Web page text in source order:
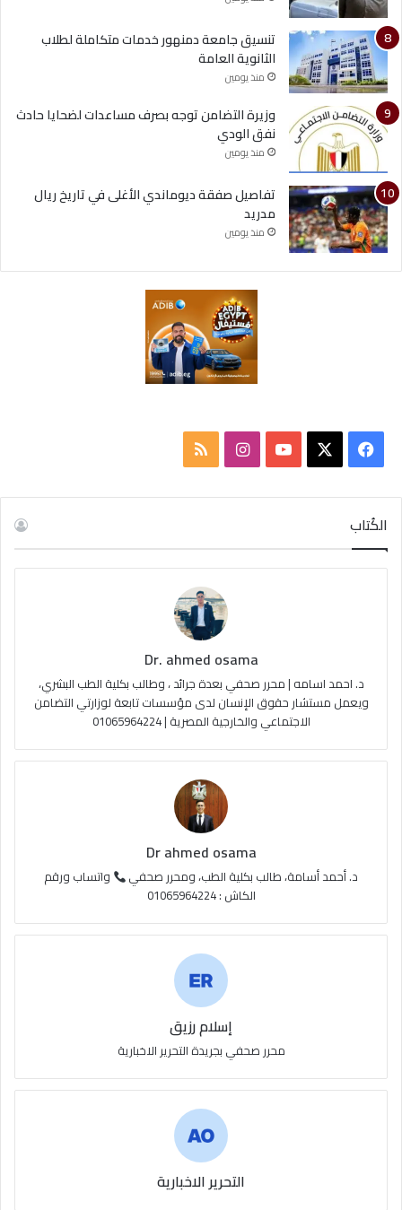
تنسيق جامعة دمنهور خدمات متكاملة لطلاب
الثانوية العامة
منذ يومين
وزيرة التضامن توجه بصرف مساعدات لضحايا حادث
نفق الودي
منذ يومين
تفاصيل صفقة ديوماندي الأغلى في تاريخ ريال
مدريد
منذ يومين
س
ب
u
e
ت
ا
م
ص
ا
ل
م
و
R
S
S
الكُتاب
Dr. ahmed osama
د. احمد اسامه | محرر صحفي بعدة جرائد ، وطالب بكلية الطب البشري،
ويعمل مستشار حقوق الإنسان لدى مؤسسات تابعة لوزارتي التضامن
الاجتماعي والخارجية المصرية | 01065964224
Dr ahmed osama
د. أحمد أسامة، طالب بكلية الطب، ومحرر صحفي
واتساب ورقم
الكاش : 01065964224
إسلام رزيق
محرر صحفي بجريدة التحرير الاخبارية
التحرير الاخبارية